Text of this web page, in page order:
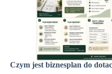
Czym jest biznesplan do